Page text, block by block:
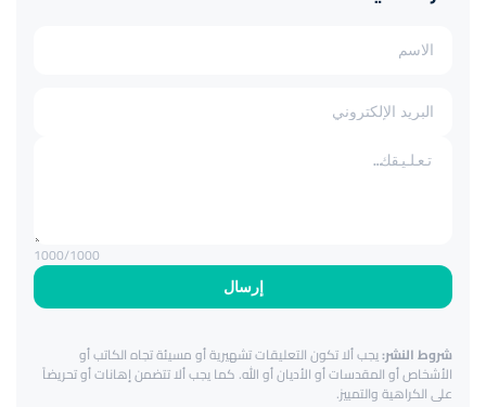
إرسال
1000/1000
شروط النشر:يجب ألا تكون التعليقات تشهيرية أو مسيئة تجاه الكاتب أو
الأشخاص أو المقدسات أو الأديان أو الله. كما يجب ألا تتضمن إهانات أو تحريضاً
على الكراهية والتمييز.